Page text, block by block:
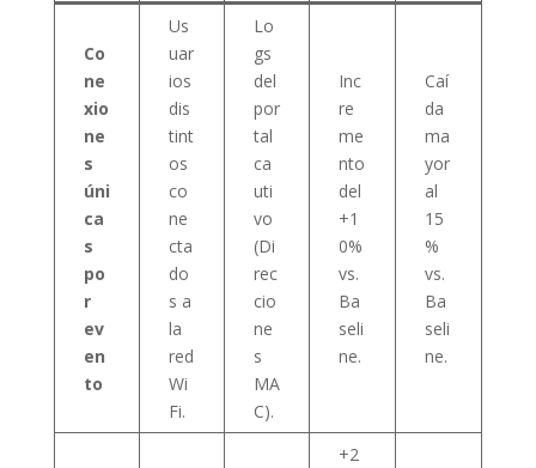
Co
ne
xio
ne
s
úni
ca
s
po
r
ev
en
to
Us
uar
ios
dis
tint
os
co
ne
cta
do
s a
la
red
Wi
Fi.
Lo
gs
del
por
tal
ca
uti
vo
(Di
rec
cio
ne
s
MA
C).
Inc
re
me
nto
del
+1
0%
vs.
Ba
seli
ne.
Caí
da
ma
yor
al
15
%
vs.
Ba
seli
ne.
+2